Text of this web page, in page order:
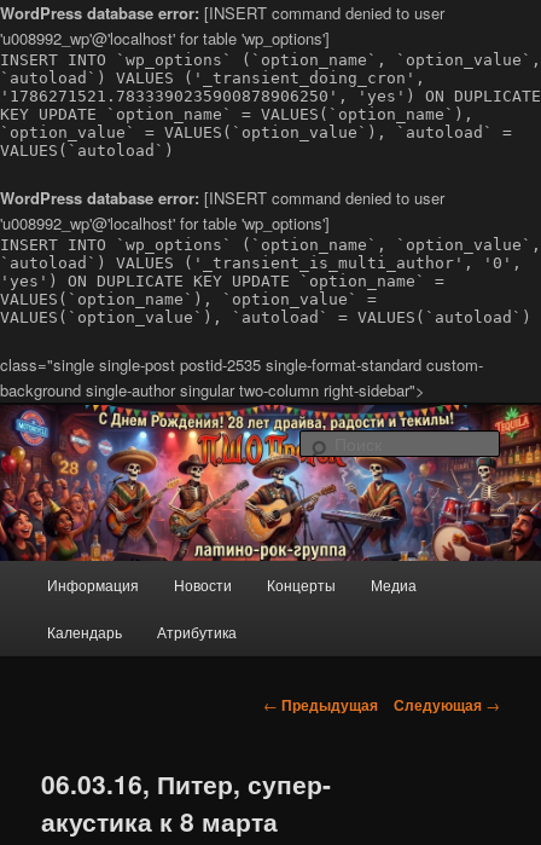
WordPress database error: [INSERT command denied to user
'u008992_wp'@'localhost' for table 'wp_options']
INSERT INTO `wp_options` (`option_name`, `option_value`,
`autoload`) VALUES ('_transient_doing_cron',
'1786271521.7833390235900878906250', 'yes') ON DUPLICATE
KEY UPDATE `option_name` = VALUES(`option_name`),
`option_value` = VALUES(`option_value`), `autoload` =
VALUES(`autoload`)
WordPress database error: [INSERT command denied to user
'u008992_wp'@'localhost' for table 'wp_options']
INSERT INTO `wp_options` (`option_name`, `option_value`,
`autoload`) VALUES ('_transient_is_multi_author', '0',
'yes') ON DUPLICATE KEY UPDATE `option_name` =
VALUES(`option_name`), `option_value` =
VALUES(`option_value`), `autoload` = VALUES(`autoload`)
class="single single-post postid-2535 single-format-standard custom-
background single-author singular two-column right-sidebar">
Официальный сайт группы ПШО
ПроРок
Латино-рок-регги группа из Санкт-Петербурга Повстанческо-
Шаманский Оркестр ПроРок
Перейти
к
Информация Новости Концерты Медиа
Календарь Атрибутика
Навигация
← Предыдущая Следующая →
06.03.16, Питер, супер-
акустика к 8 марта